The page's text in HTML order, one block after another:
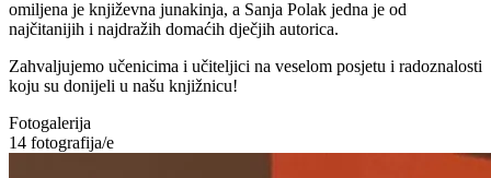
omiljena je književna junakinja, a Sanja Polak jedna je od
najčitanijih i najdražih domaćih dječjih autorica.
Zahvaljujemo učenicima i učiteljici na veselom posjetu i radoznalosti
koju su donijeli u našu knjižnicu!
Fotogalerija
14 fotografija/e